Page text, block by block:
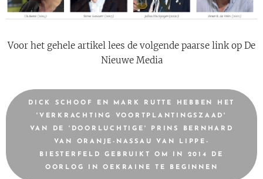
Voor het gehele artikel lees de volgende paarse link op De
Nieuwe Media
DICK SCHOOF EN MARK RUTTE HEBBEN HET
'VERKRACHTING VOORTPLANTINGSZAAD'
VAN DE 'DOORLUCHTIGE' PRINS BERNHARD
VAN ORANJE-NASSAU VAN LIPPE-
BIESTERFELD GEBRUIKT OM IN 2014 DE
OORLOG IN OEKRAINE TE BEGINNEN